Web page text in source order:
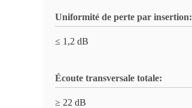
Uniformité de perte par insertion:
≤ 1,2 dB
Écoute transversale totale:
≥ 22 dB